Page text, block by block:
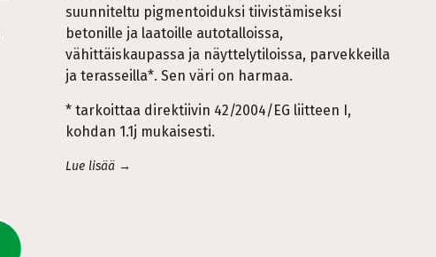
suunniteltu pigmentoiduksi tiivistämiseksi
betonille ja laatoille autotalloissa,
vähittäiskaupassa ja näyttelytiloissa, parvekkeilla
ja terasseilla*. Sen väri on harmaa.
* tarkoittaa direktiivin 42/2004/EG liitteen I,
kohdan 1.1j mukaisesti.
Lue lisää →